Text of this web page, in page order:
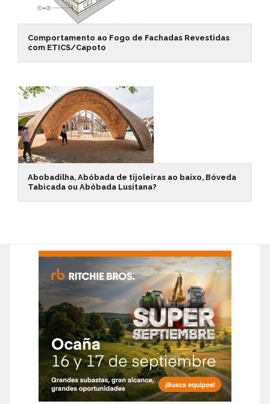
Comportamento ao Fogo de Fachadas Revestidas
com ETICS/Capoto
Abobadilha, Abóbada de tijoleiras ao baixo, Bóveda
Tabicada ou Abóbada Lusitana?